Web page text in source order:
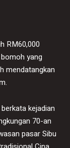
RM60,000
yang
mendatangkan
kejadian
70-an
pasar Sibu